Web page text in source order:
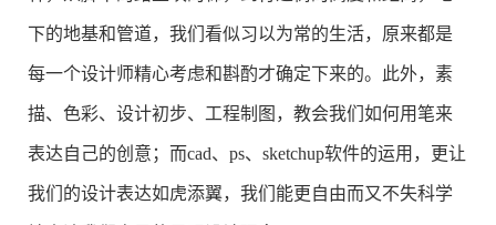
下的地基和管道，我们看似习以为常的生活，原来都是
每一个设计师精心考虑和斟酌才确定下来的。此外，素
描、色彩、设计初步、工程制图，教会我们如何用笔来
表达自己的创意；而cad、ps、sketchup软件的运用，更让
我们的设计表达如虎添翼，我们能更自由而又不失科学